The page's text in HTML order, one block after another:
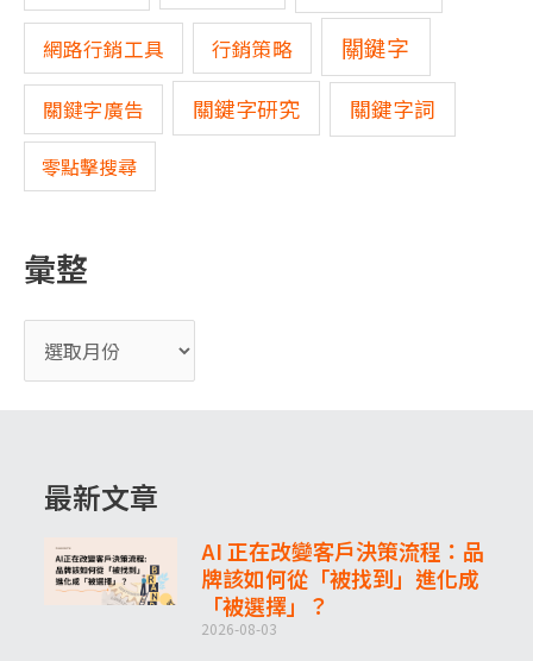
網路行銷工具 行銷策略 關鍵字
關鍵字廣告 關鍵字研究 關鍵字詞
零點擊搜尋
彙整
最新文章
AI 正在改變客戶決策流程：品
牌該如何從「被找到」進化成
「被選擇」？
2026-08-03